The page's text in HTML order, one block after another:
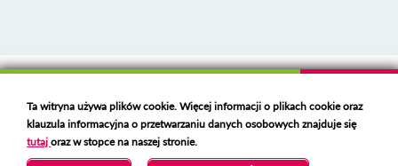
Deklaracja dostępności
Polski serwer RBL
https://polspam.pl/
Copyright 2023 Urząd Miejski w Opolu Lubelskim
Ta witryna używa plików cookie. Więcej informacji o plikach cookie oraz
klauzula informacyjna o przetwarzaniu danych osobowych znajduje się
tutajoraz w stopce na naszej stronie.